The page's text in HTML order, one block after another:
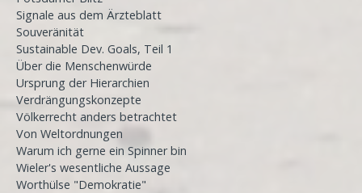
Signale aus dem Ärzteblatt
Souveränität
Sustainable Dev. Goals, Teil 1
Über die Menschenwürde
Ursprung der Hierarchien
Verdrängungskonzepte
Völkerrecht anders betrachtet
Von Weltordnungen
Warum ich gerne ein Spinner bin
Wieler's wesentliche Aussage
Worthülse "Demokratie"